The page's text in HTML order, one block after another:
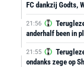
FC dankzij Godts,
21:56
anderhalf been in
21:55
ondanks zege op